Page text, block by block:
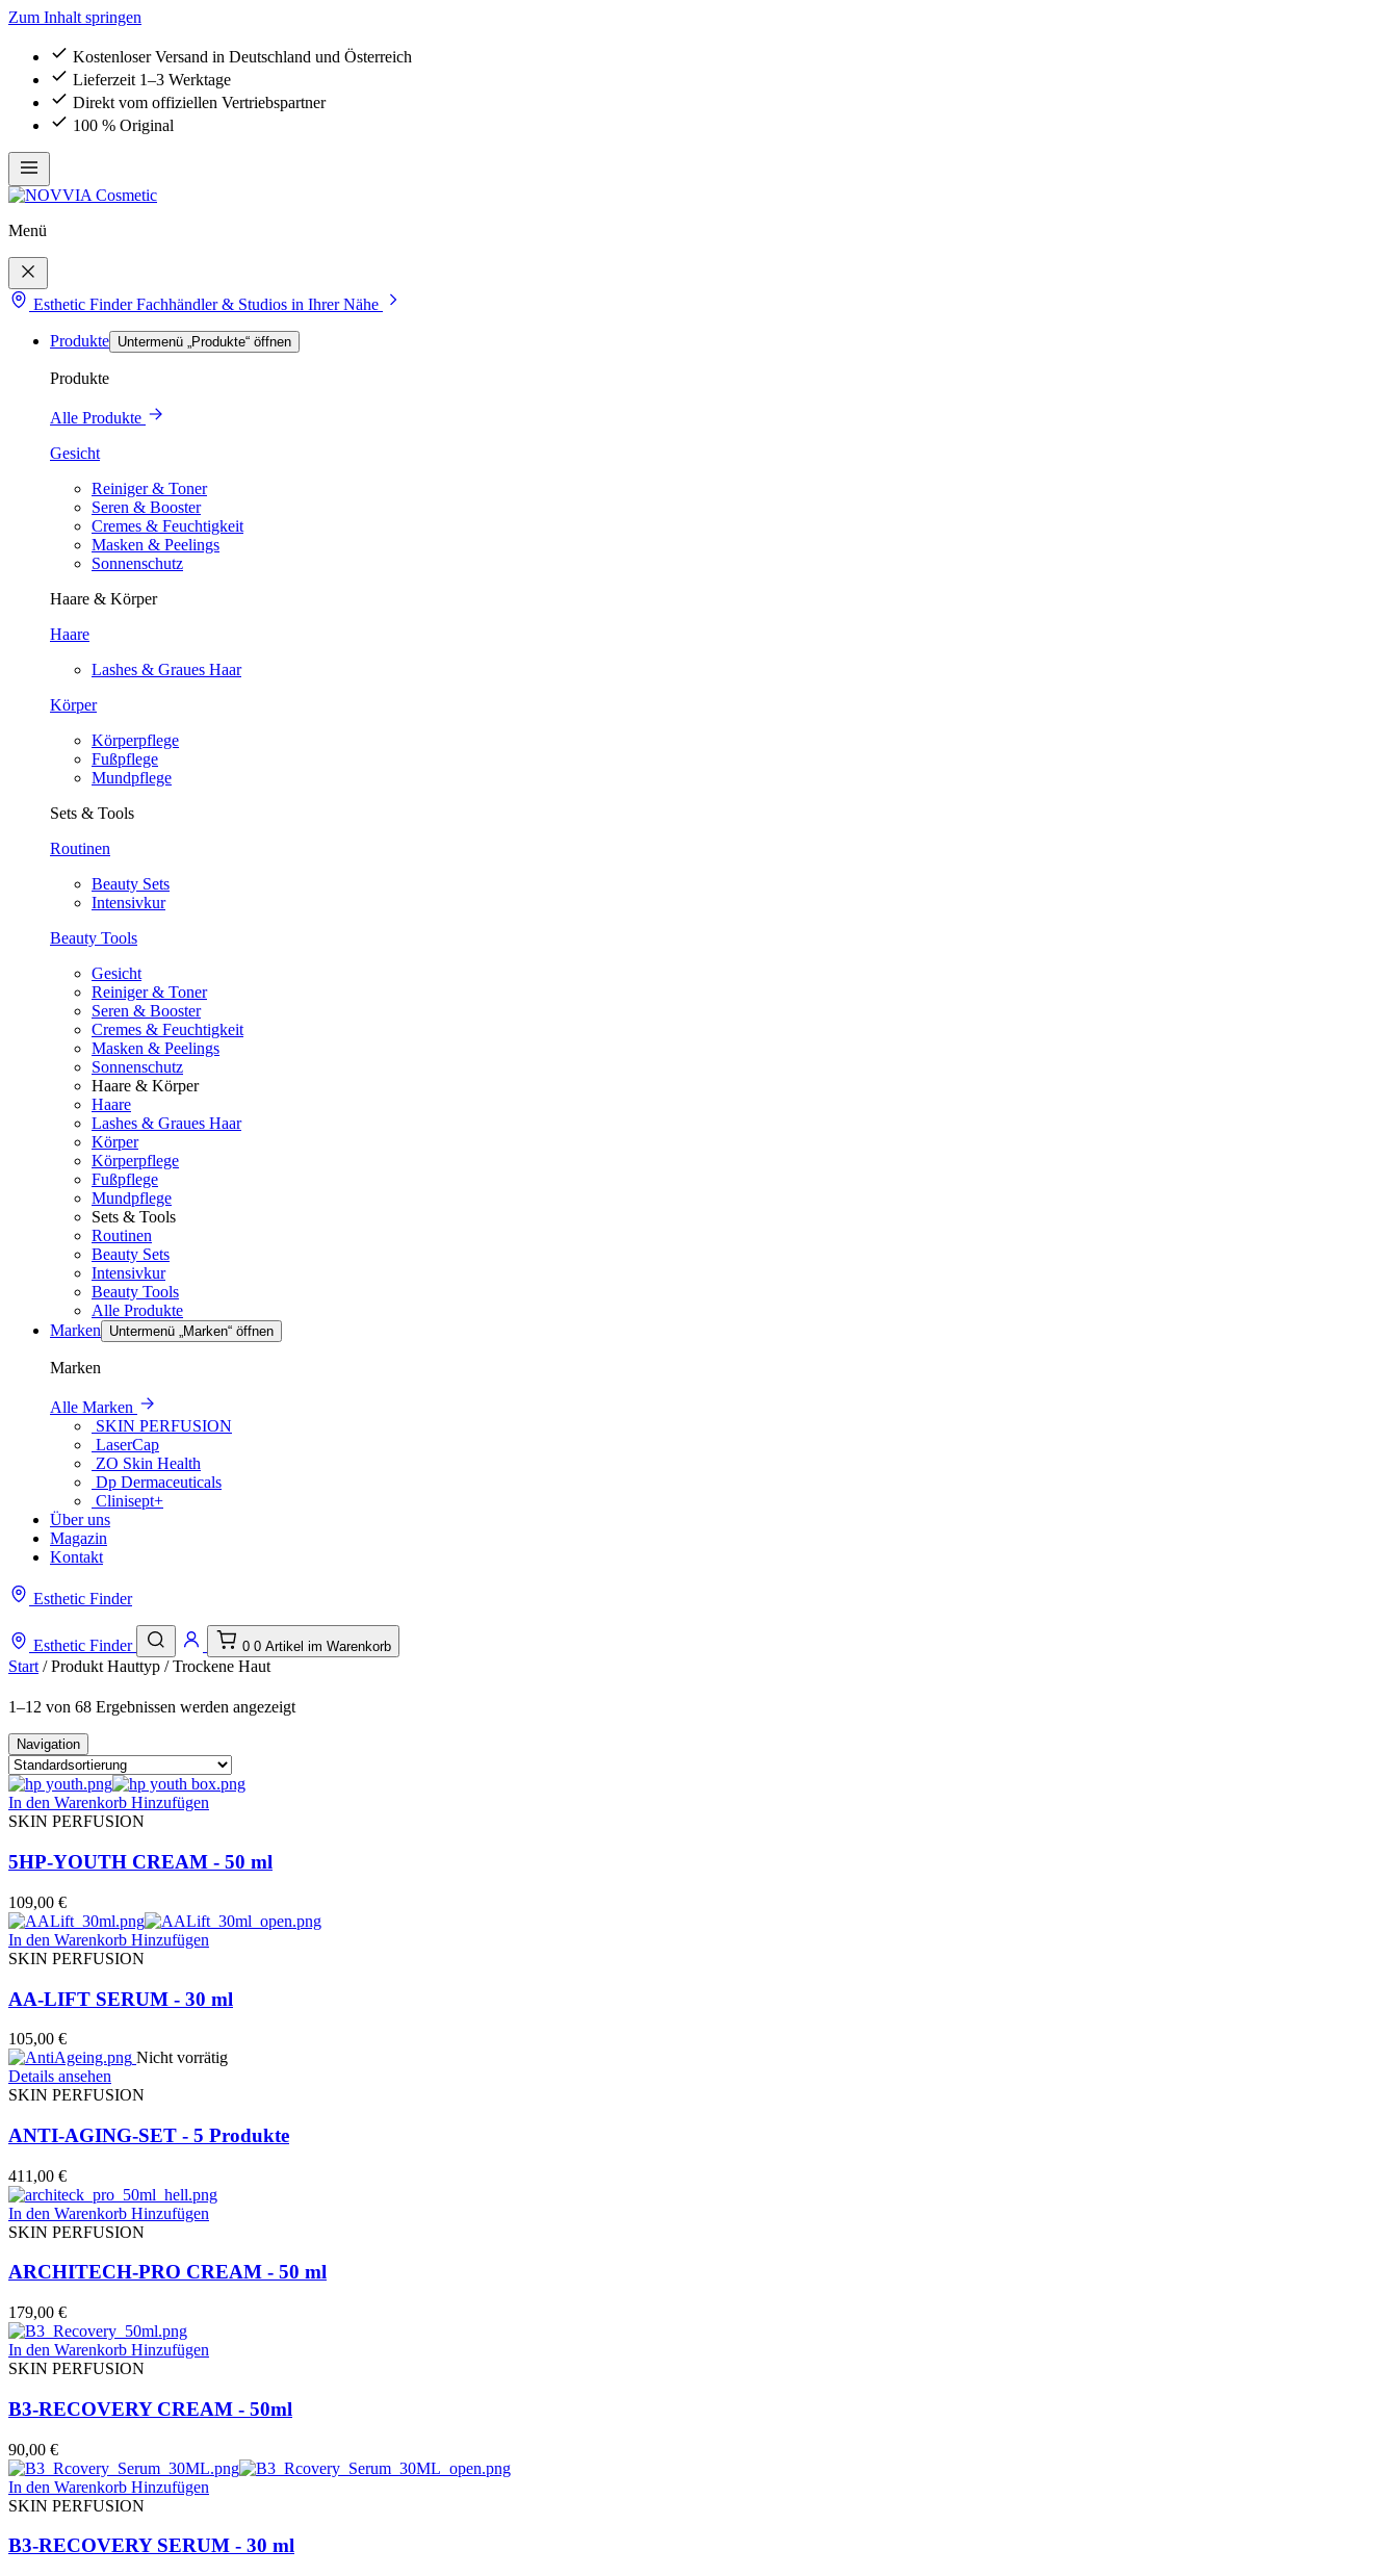
Zum Inhalt springen
Kostenloser Versand in Deutschland und Österreich
Lieferzeit 1–3 Werktage
Direkt vom offiziellen Vertriebspartner
100 % Original
Menü
Esthetic Finder Fachhändler & Studios in Ihrer Nähe
Produkte Untermenü „Produkte“ öffnen
Produkte
Alle Produkte
Gesicht
Reiniger & Toner
Seren & Booster
Cremes & Feuchtigkeit
Masken & Peelings
Sonnenschutz
Haare & Körper
Haare
Lashes & Graues Haar
Körper
Körperpflege
Fußpflege
Mundpflege
Sets & Tools
Routinen
Beauty Sets
Intensivkur
Beauty Tools
Gesicht
Reiniger & Toner
Seren & Booster
Cremes & Feuchtigkeit
Masken & Peelings
Sonnenschutz
Haare & Körper
Haare
Lashes & Graues Haar
Körper
Körperpflege
Fußpflege
Mundpflege
Sets & Tools
Routinen
Beauty Sets
Intensivkur
Beauty Tools
Alle Produkte
Marken
Untermenü „Marken“ öffnen
Marken
Alle Marken
SKIN PERFUSION
LaserCap
ZO Skin Health
Dp Dermaceuticals
Clinisept+
Über uns
Magazin
Kontakt
Esthetic Finder
Esthetic Finder 0 0 Artikel im Warenkorb
Start / Produkt Hauttyp / Trockene Haut
1–12 von 68 Ergebnissen werden angezeigt
Navigation
In den Warenkorb Hinzufügen
SKIN PERFUSION
5HP-YOUTH CREAM - 50 ml
109,00 €
In den Warenkorb Hinzufügen
SKIN PERFUSION
AA-LIFT SERUM - 30 ml
105,00 €
Nicht vorrätig
Details ansehen
SKIN PERFUSION
ANTI-AGING-SET - 5 Produkte
411,00 €
In den Warenkorb Hinzufügen
SKIN PERFUSION
ARCHITECH-PRO CREAM - 50 ml
179,00 €
In den Warenkorb Hinzufügen
SKIN PERFUSION
B3-RECOVERY CREAM - 50ml
90,00 €
In den Warenkorb Hinzufügen
SKIN PERFUSION
B3-RECOVERY SERUM - 30 ml